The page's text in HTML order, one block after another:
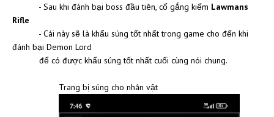
- Sau khi đánh bại boss đầu tiên, cố gắng kiếm Lawmans
Rifle
- Cái này sẽ là khẩu súng tốt nhất trong game cho đến khi
đánh bại Demon Lord
để có được khẩu súng tốt nhất cuối cùng nói chung.
Trang bị súng cho nhân vật